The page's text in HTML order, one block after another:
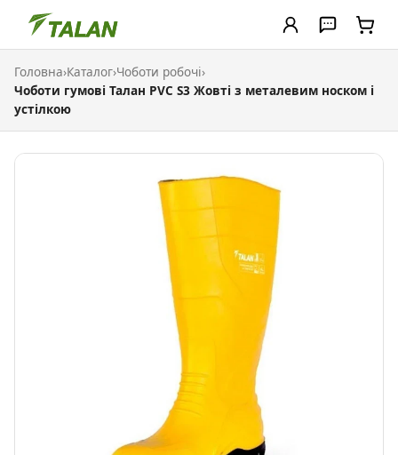
Головна›Каталог›Чоботи робочі›
Чоботи гумові Талан PVC S3 Жовті з металевим носком і
устілкою